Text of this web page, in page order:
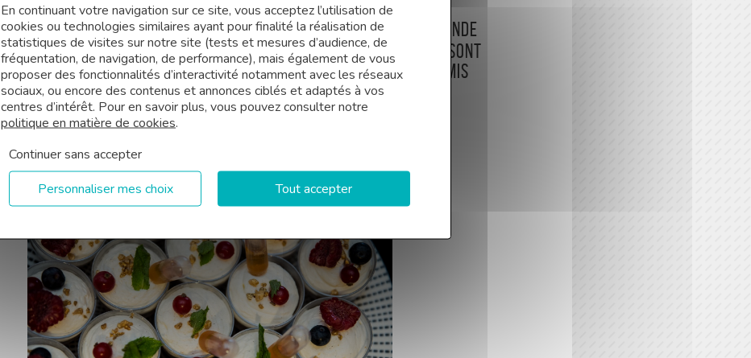
Grâce aux connaissances pointues du monde
bancaire d’Emmanuel, les négociations se sont
passées avec simplicité, cela nous a permis
d’accéder à des offres compétitives !
En continuant votre navigation sur ce site, vous acceptez l’utilisation de
cookies ou technologies similaires ayant pour finalité la réalisation de
statistiques de visites sur notre site (tests et mesures d’audience, de
fréquentation, de navigation, de performance), mais également de vous
proposer des fonctionnalités d’interactivité notamment avec les réseaux
sociaux, ou encore des contenus et annonces ciblés et adaptés à vos
centres d’intérêt. Pour en savoir plus, vous pouvez consulter notre
politique en matière de cookies.
Continuer sans accepter
Personnaliser mes choix
Tout accepter